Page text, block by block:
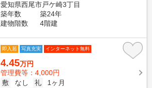
愛知県西尾市戸ケ崎3丁目
築年数
築24年
建物階数
4階建
即入居 写真充実 インターネット無料
4.45万円
管理費等：4,000円
敷
なし 礼
1ヶ月